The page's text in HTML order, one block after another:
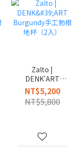
Zalto |
DENK'ART
Burgundy手工勃
根地杯（2入）
NT$5,200
NT$5,800